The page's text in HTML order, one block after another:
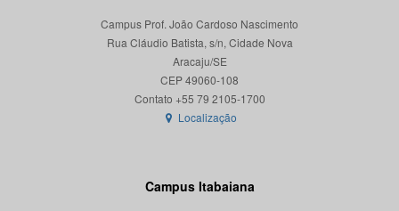
Campus Prof. João Cardoso Nascimento
Rua Cláudio Batista, s/n, Cidade Nova
Aracaju/SE
CEP 49060-108
Localização
Campus Itabaiana